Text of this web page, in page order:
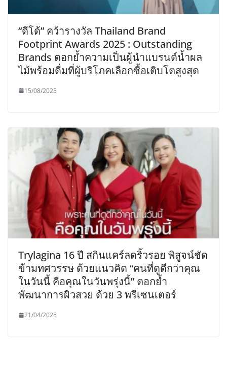
“ดีโด้” คว้ารางวัล Thailand Brand
Footprint Awards 2025 : Outstanding
Brands ตอกย้ำความเป็นผู้นำแบรนด์น้ำผล
ไม้พร้อมดื่มที่ผู้บริโภคเลือกซื้อเติบโตสูงสุด
15/08/2025
Trylagina 16 ปี สกินแคร์ลดริ้วรอย พิสูจน์ชัด
ข้ามทศวรรษ ด้วยแนวคิด “คนที่ดูดีกว่าคุณ
ในวันนี้ คือคุณในวันพรุ่งนี้” ตอกย้ำ
พัฒนาการผิวสวย ด้วย 3 พรีเซนเตอร์
21/04/2025